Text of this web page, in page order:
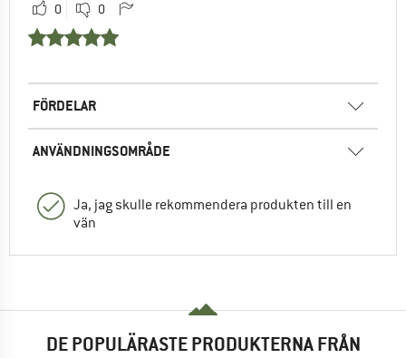
0 0
FÖRDELAR
ANVÄNDNINGSOMRÅDE
Ja, jag skulle rekommendera produkten till en
vän
DE POPULÄRASTE PRODUKTERNA FRÅN